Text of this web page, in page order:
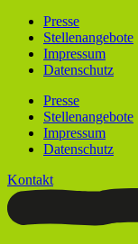
Presse
Stellenangebote
Impressum
Datenschutz
Presse
Stellenangebote
Impressum
Datenschutz
Kontakt